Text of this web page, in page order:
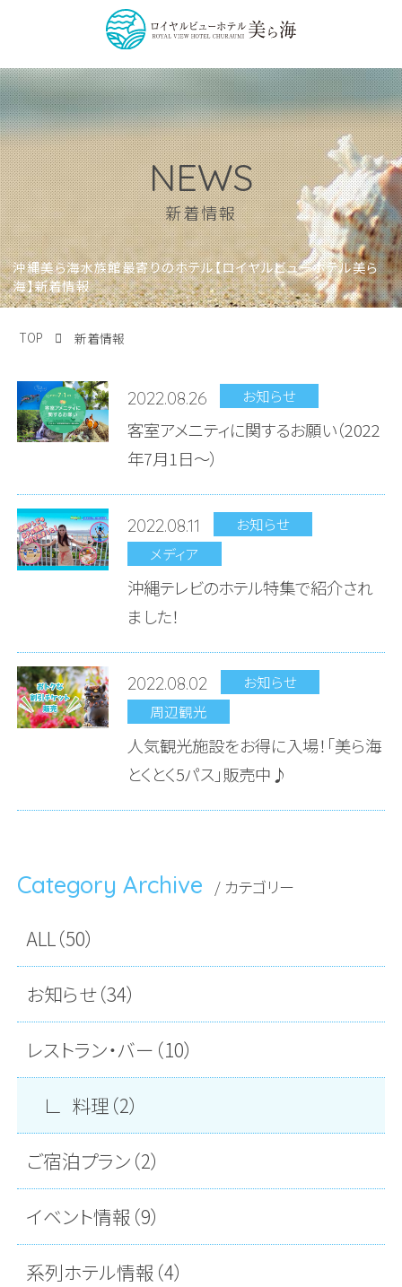
NEWS
新着情報
沖縄美ら海水族館最寄りのホテル【ロイヤルビューホテル美ら
海】新着情報
TOP 新着情報
2022.08.26 お知らせ
客室アメニティに関するお願い（2022
年7月1日～）
2022.08.11
お知らせ
メディア
沖縄テレビのホテル特集で紹介され
ました！
2022.08.02
お知らせ
周辺観光
人気観光施設をお得に入場！「美ら海
とくとく5パス」販売中♪
Category Archive / カテゴリー
ALL（50）
お知らせ（34）
レストラン・バー（10）
料理（2）
ご宿泊プラン（2）
イベント情報（9）
系列ホテル情報（4）